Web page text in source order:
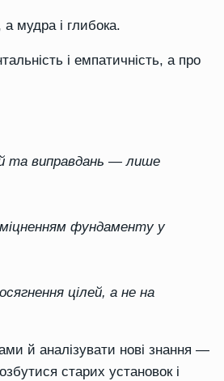
мудра і глибока.
і емпатичність, а про
та виправдань — лише
фундаменту у
цілей, а не на
й аналізувати нові знання —
старих установок і